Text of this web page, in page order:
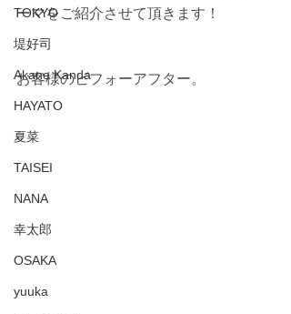
TOKYO
堤好司
Akane Kanda
HAYATO
夏菜
TAISEI
NANA
幸太郎
OSAKA
yuuka
ーマをご紹介させて頂きます！
お客様のビフォーアフター。